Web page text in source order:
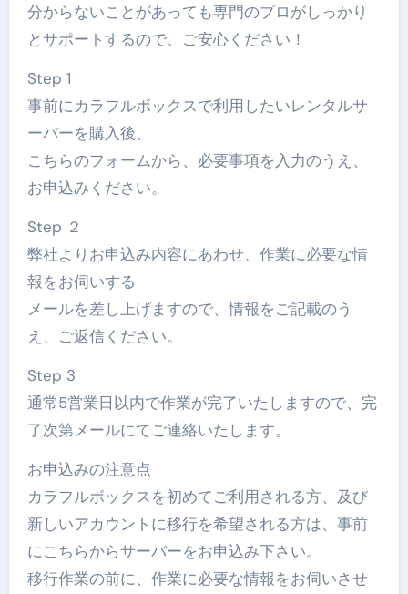
分からないことがあっても専門のプロがしっかり
とサポートするので、ご安心ください！
Step 1
事前にカラフルボックスで利用したいレンタルサ
ーバーを購入後、
こちらのフォームから、必要事項を入力のうえ、
お申込みください。
Step ２
弊社よりお申込み内容にあわせ、作業に必要な情
報をお伺いする
メールを差し上げますので、情報をご記載のう
え、ご返信ください。
Step 3
通常5営業日以内で作業が完了いたしますので、完
了次第メールにてご連絡いたします。
お申込みの注意点
カラフルボックスを初めてご利用される方、及び
新しいアカウントに移行を希望される方は、事前
にこちらからサーバーをお申込み下さい。
移行作業の前に、作業に必要な情報をお伺いさせ